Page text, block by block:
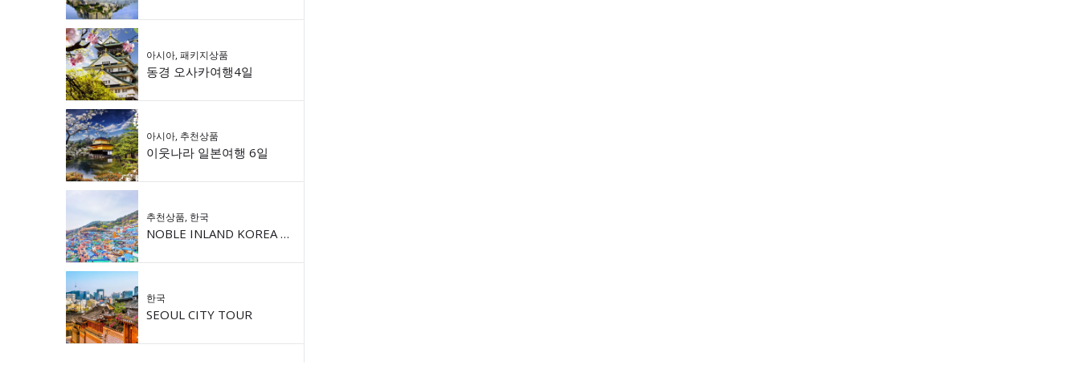
아시아,패키지상품
동경 오사카여행4일
아시아, 추천상품
이웃나라 일본여행 6일
추천상품, 한국
NOBLE INLAND KOREA 9DAY
한국
SEOUL CITY TOUR